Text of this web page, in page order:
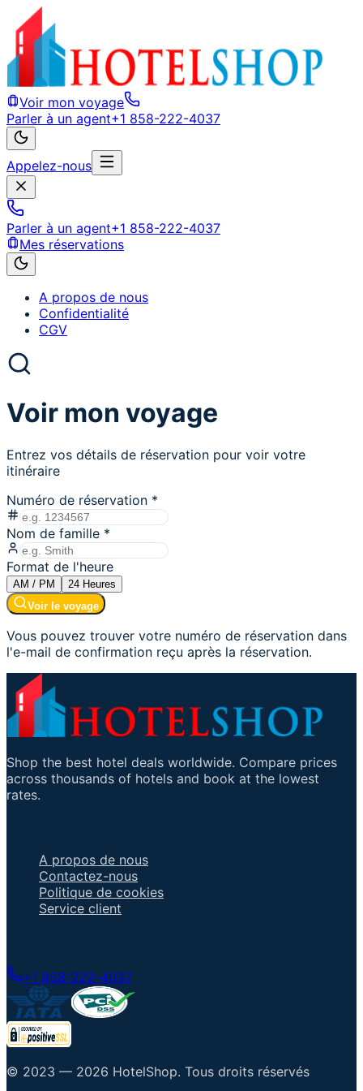
Voir mon voyage
Parler à un agent+1 858-222-4037
Appelez-nous
Parler à un agent+1 858-222-4037
Mes réservations
A propos de nous
Confidentialité
CGV
Voir mon voyage
Entrez vos détails de réservation pour voir votre
itinéraire
Numéro de réservation *
Nom de famille *
Format de l'heure
AM / PM 24 Heures
Voir le voyage
Vous pouvez trouver votre numéro de réservation dans
l'e-mail de confirmation reçu après la réservation.
Shop the best hotel deals worldwide. Compare prices
across thousands of hotels and book at the lowest
rates.
A propos de nous
Contactez-nous
Politique de cookies
Service client
+1 858-222-4037
© 2023 — 2026 HotelShop. Tous droits réservés